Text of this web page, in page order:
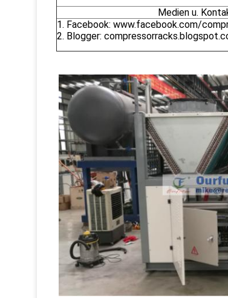
Medien u.
1. Facebook: www.facebook.com/
2. Blogger: